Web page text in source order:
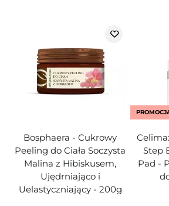
Bosphaera - Cukrowy
Peeling do Ciała Soczysta
Malina z Hibiskusem,
Ujędrniająco i
Uelastyczniający - 200g
Step
Pad -